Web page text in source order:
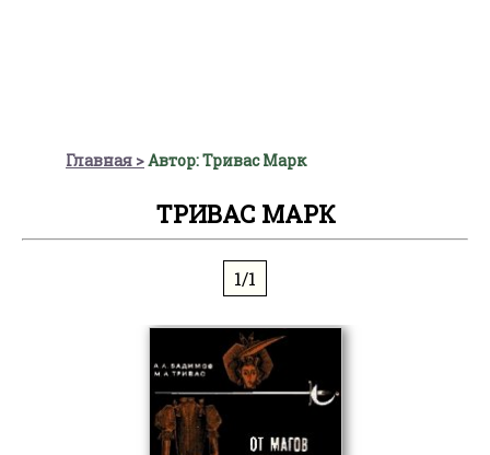
Главная Автор: Тривас Марк
ТРИВАС МАРК
1/1